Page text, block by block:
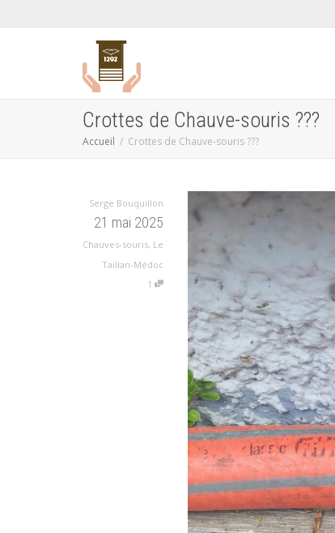
Crottes de Chauve-souris ???
Accueil Crottes de Chauve-souris ???
Serge Bouquillon
21 mai 2025
Chauves-souris, Le
Taillan-Médoc
1